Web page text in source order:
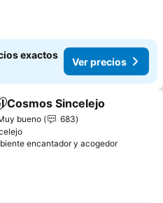
exactos
Ver precios
a favoritos
Cosmos Sincelejo
bueno
683
encantador y acogedorVer